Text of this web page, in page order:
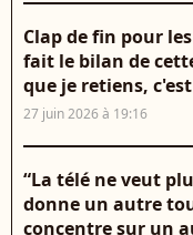
Clap de fin pour
fait le bilan de
que je retiens,
27 juin 2026 à 19:16
“La télé ne veut
donne un autre
concentre sur un